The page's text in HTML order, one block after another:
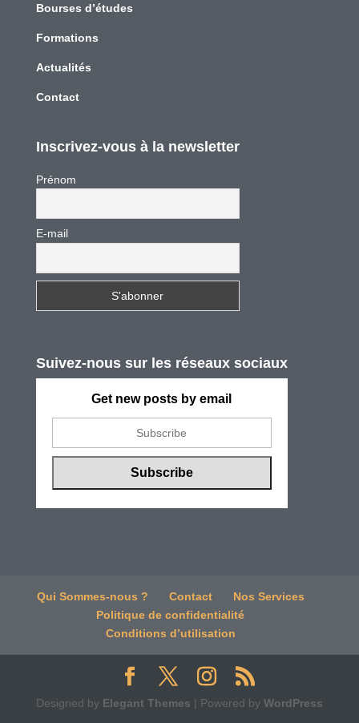
Bourses d’études
Formations
Actualités
Contact
Inscrivez-vous à la newsletter
Prénom
E-mail
Suivez-nous sur les réseaux sociaux
Get new posts by email
Qui Sommes-nous ? Contact
Nos Services
Politique de confidentialité
Conditions d’utilisation
Designed by Elegant Themes | Powered by WordPress